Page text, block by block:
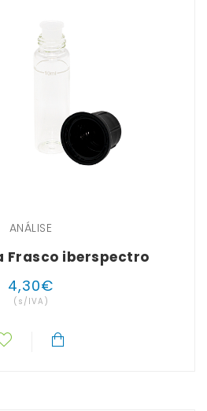
ANÁLISE
Frasco iberspectro
4,30€
(s/IVA)